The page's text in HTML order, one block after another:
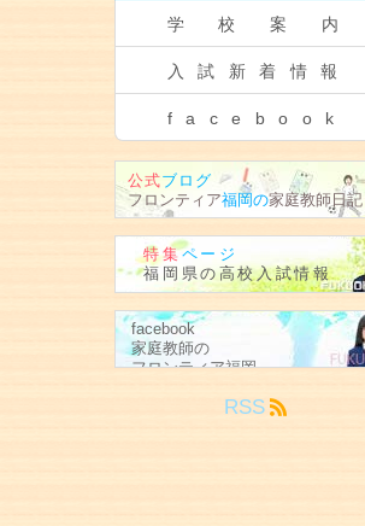
学校案内
入試新着情報
facebook
公式ブログ
フロンティア福岡の家庭教師日記
特集ページ
福岡県の高校入試情報
facebook
家庭教師の
フロンティア福岡
RSS